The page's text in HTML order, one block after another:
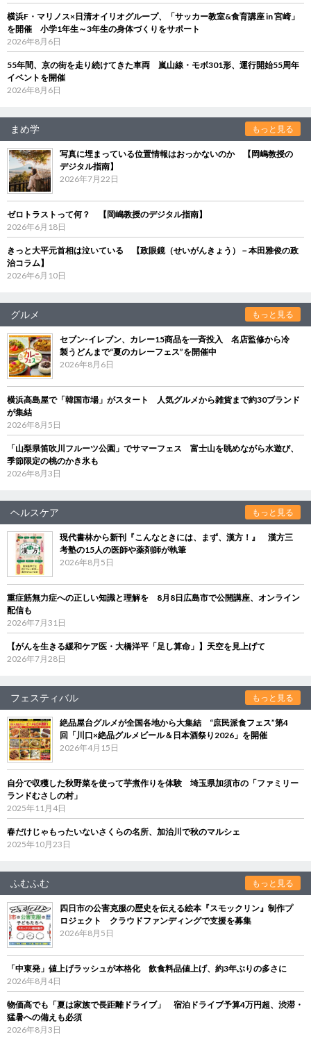
横浜F・マリノス×日清オイリオグループ、「サッカー教室&食育講座 in 宮崎」
を開催 小学1年生～3年生の身体づくりをサポート
2026年8月6日
55年間、京の街を走り続けてきた車両 嵐山線・モボ301形、運行開始55周年
イベントを開催
2026年8月6日
まめ学 もっと見る
写真に埋まっている位置情報はおっかないのか 【岡嶋教授の
デジタル指南】
2026年7月22日
ゼロトラストって何？ 【岡嶋教授のデジタル指南】
2026年6月18日
きっと大平元首相は泣いている 【政眼鏡（せいがんきょう）－本田雅俊の政
治コラム】
2026年6月10日
グルメ もっと見る
セブン‐イレブン、カレー15商品を一斉投入 名店監修から冷
製うどんまで“夏のカレーフェス”を開催中
2026年8月6日
横浜高島屋で「韓国市場」がスタート 人気グルメから雑貨まで約30ブランド
が集結
2026年8月5日
「山梨県笛吹川フルーツ公園」でサマーフェス 富士山を眺めながら水遊び、
季節限定の桃のかき氷も
2026年8月3日
ヘルスケア もっと見る
現代書林から新刊『こんなときには、まず、漢方！』 漢方三
考塾の15人の医師や薬剤師が執筆
2026年8月5日
重症筋無力症への正しい知識と理解を 8月8日広島市で公開講座、オンライン
配信も
2026年7月31日
【がんを生きる緩和ケア医・大橋洋平「足し算命」】天空を見上げて
2026年7月28日
フェスティバル もっと見る
絶品屋台グルメが全国各地から大集結 “庶民派食フェス”第4
回「川口×絶品グルメビール＆日本酒祭り2026」を開催
2026年4月15日
自分で収穫した秋野菜を使って芋煮作りを体験 埼玉県加須市の「ファミリー
ランドむさしの村」
2025年11月4日
春だけじゃもったいないさくらの名所、加治川で秋のマルシェ
2025年10月23日
ふむふむ もっと見る
四日市の公害克服の歴史を伝える絵本『スモックリン』制作プ
ロジェクト クラウドファンディングで支援を募集
2026年8月5日
「中東発」値上げラッシュが本格化 飲食料品値上げ、約3年ぶりの多さに
2026年8月4日
物価高でも「夏は家族で長距離ドライブ」 宿泊ドライブ予算4万円超、渋滞・
猛暑への備えも必須
2026年8月3日